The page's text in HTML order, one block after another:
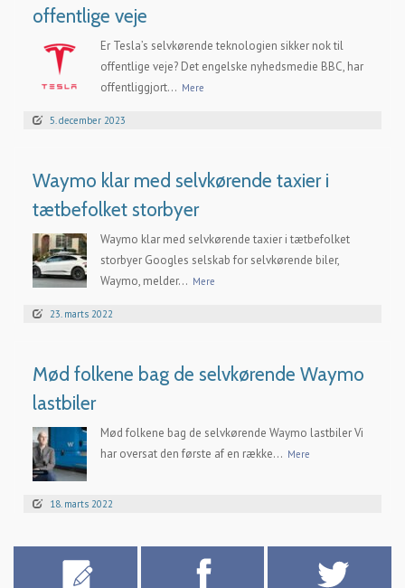
offentlige veje
Er Tesla’s selvkørende teknologien sikker nok til
offentlige veje? Det engelske nyhedsmedie BBC, har
offentliggjort... Mere
5. december 2023
Waymo klar med selvkørende taxier i
tætbefolket storbyer
Waymo klar med selvkørende taxier i tætbefolket
storbyer Googles selskab for selvkørende biler,
Waymo, melder... Mere
23. marts 2022
Mød folkene bag de selvkørende Waymo
lastbiler
Mød folkene bag de selvkørende Waymo lastbiler Vi
har oversat den første af en række... Mere
18. marts 2022